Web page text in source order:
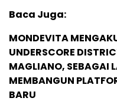
Baca Juga:
MONDEVITA
UNDERSCORE
MAGLIANO, SEBAGAI
MEMBANGUN
BARU